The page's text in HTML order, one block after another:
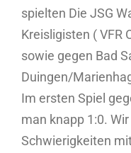
spielten Die JSG
Kreisligisten ( VFR
sowie gegen Bad
Duingen/
Im ersten Spiel
man knapp 1:0.
Schwierigkeiten